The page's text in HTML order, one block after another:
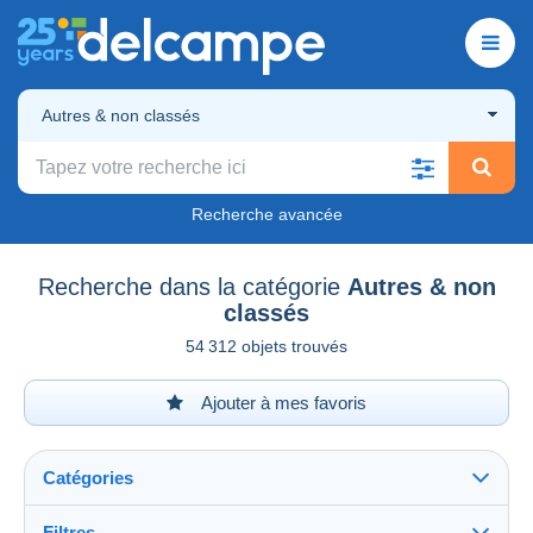
Autres & non classés
Recherche avancée
Recherche dans la catégorie Autres & non
classés
54 312 objets trouvés
Ajouter à mes favoris
Catégories